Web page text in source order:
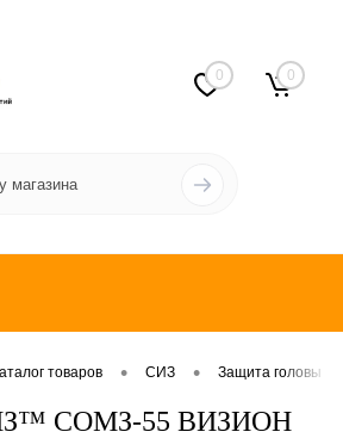
0 0
товаров • СИЗ • Защита головы
СОМЗ-55 ВИЗИОН